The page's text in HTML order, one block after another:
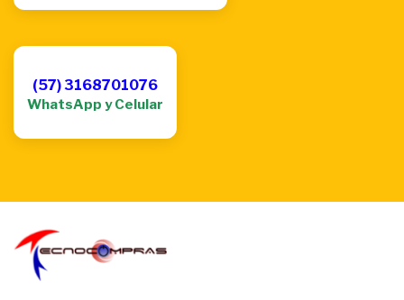
(57) 3168701076
WhatsApp y Celular